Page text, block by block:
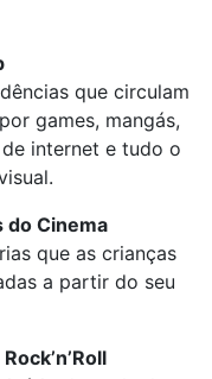
que circulam
games, mangás,
internet e tudo o
do Cinema
que as crianças
a partir do seu